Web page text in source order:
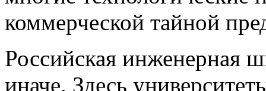
коммерческой тайной
Российская инженерная
иначе. Здесь